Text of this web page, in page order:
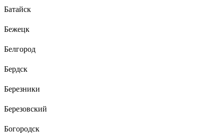
Батайск
Бежецк
Белгород
Бердск
Березники
Березовский
Богородск